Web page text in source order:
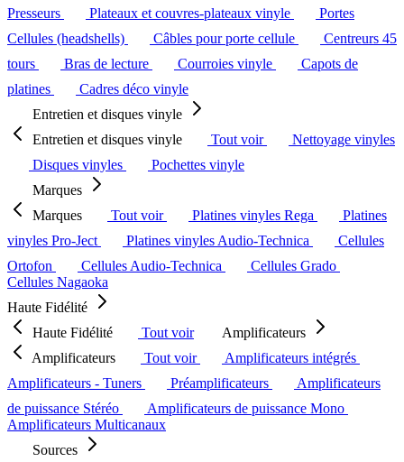
Presseurs
Plateaux et couvres-plateaux vinyle
Portes
Cellules (headshells)
Câbles pour porte cellule
Centreurs 45
tours
Bras de lecture Courroies vinyle
Capots de
platines
Cadres déco vinyle
Entretien et disques vinyle
Entretien et disques vinyle
Tout voir
Nettoyage vinyles
Disques vinyles
Pochettes vinyle
Marques
Marques
Tout voir Platines vinyles Rega
Platines
vinyles Pro-Ject
Platines vinyles Audio-Technica
Cellules
Ortofon
Cellules Audio-Technica
Cellules Grado
Cellules Nagaoka
Haute Fidélité
Haute Fidélité
Tout voir
Amplificateurs
Amplificateurs
Tout voir
Amplificateurs intégrés
Amplificateurs - Tuners
Préamplificateurs
Amplificateurs
de puissance Stéréo
Amplificateurs de puissance Mono
Amplificateurs Multicanaux
Sources